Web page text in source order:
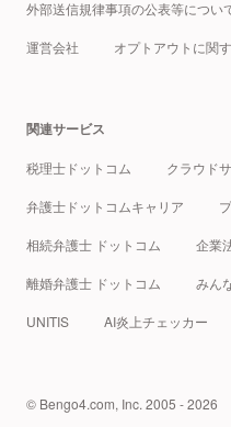
外部送信規律事項の公表等につい
運営会社 オプトアウトに関
関連サービス
税理士ドットコム クラウド
弁護士ドットコムキャリア
相続弁護士 ドットコム 企業
離婚弁護士 ドットコム みん
UNITIS AI炎上チェッカー
© Bengo4.com, Inc. 2005 - 2026